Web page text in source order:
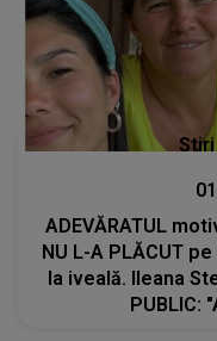
ADEVĂRATUL
NU L-A PLĂCUT
la iveală. Ileana
PUBLIC: